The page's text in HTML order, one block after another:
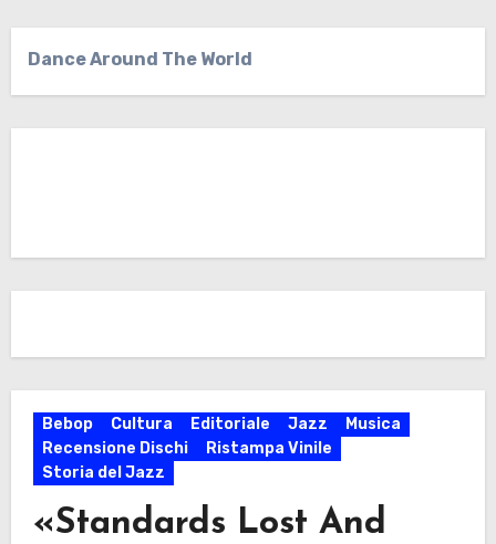
Dance Around The World
Bebop Cultura Editoriale Jazz
Musica
Recensione Dischi
Ristampa Vinile
Storia del Jazz
«Standards Lost And